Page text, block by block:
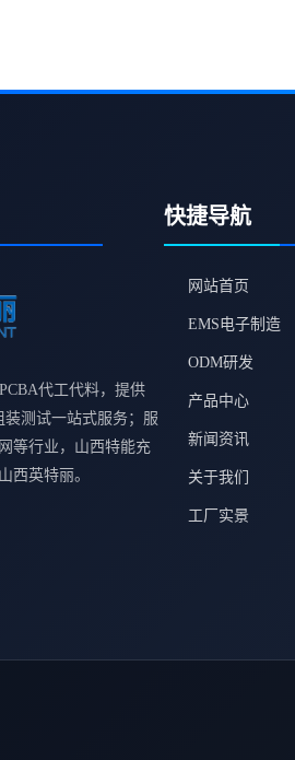
代工代料，提供
测试一站式服务；服
等行业，山西特能充
西英特丽。
快捷导航
网站首页
EMS电子制造
ODM研发
产品中心
新闻资讯
关于我们
工厂实景